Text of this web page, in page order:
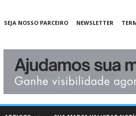
SEJA NOSSO PARCEIRO NEWSLETTER